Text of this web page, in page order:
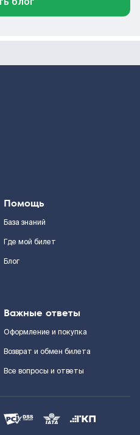
Помощь
База знаний
Где мой билет
Блог
Важные ответы
Оформление и покупка
Возврат и обмен билета
Все вопросы и ответы